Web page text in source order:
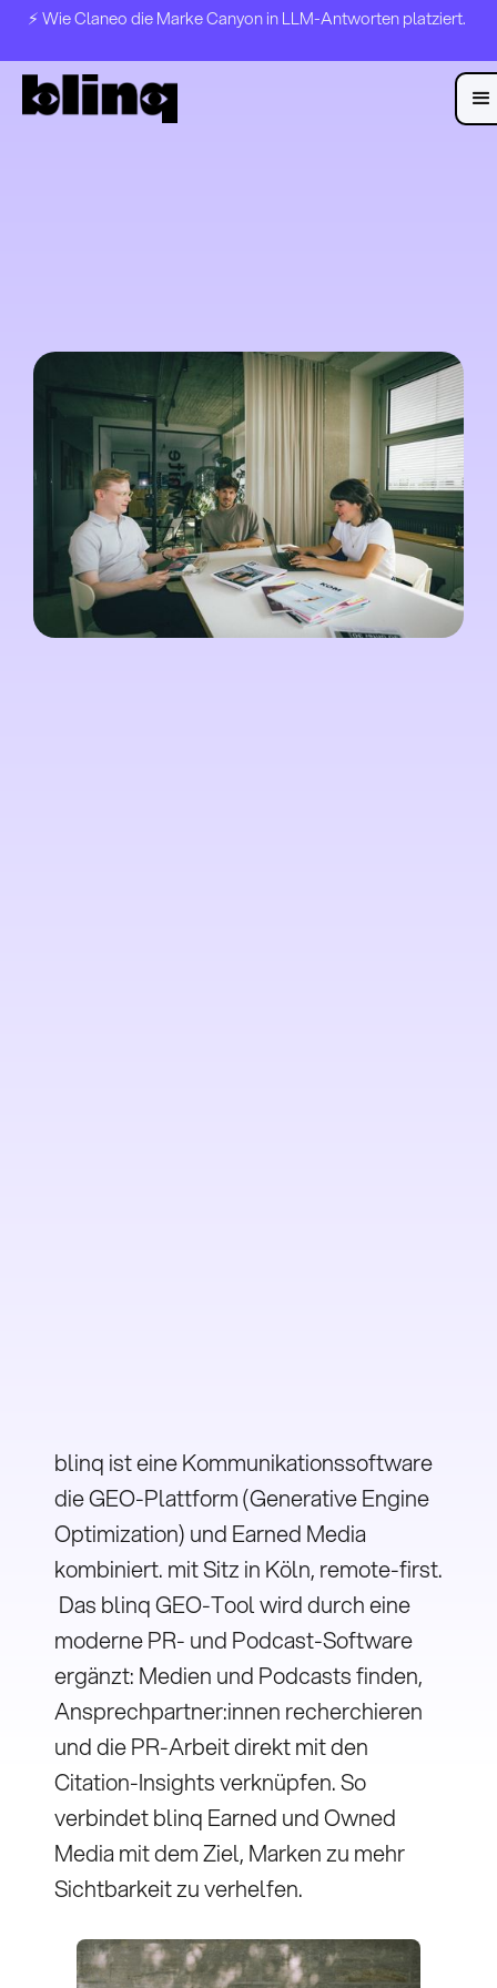
⚡️ Wie Claneo die Marke Canyon in LLM-Antworten platziert.
blinq ist eine Kommunikationssoftware
die GEO-Plattform (Generative Engine
Optimization) und Earned Media
kombiniert. mit Sitz in Köln, remote-first.
Das blinq GEO-Tool wird durch eine
moderne PR- und Podcast-Software
ergänzt: Medien und Podcasts finden,
Ansprechpartner:innen recherchieren
und die PR-Arbeit direkt mit den
Citation-Insights verknüpfen. So
verbindet blinq Earned und Owned
Media mit dem Ziel, Marken zu mehr
Sichtbarkeit zu verhelfen.